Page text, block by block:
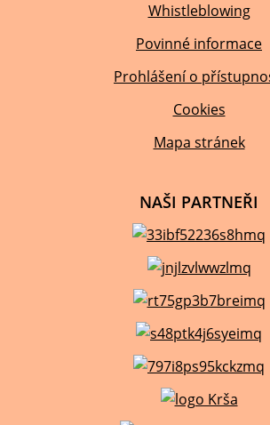
Whistleblowing
Povinné informace
Prohlášení o
Cookies
Mapa stránek
NAŠI PARTNEŘI